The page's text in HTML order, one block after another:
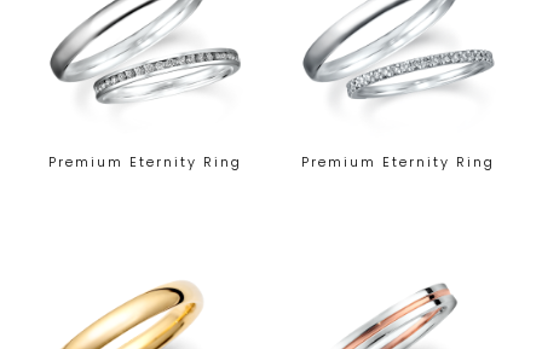
Premium Eternity Ring Premium Eternity Ring